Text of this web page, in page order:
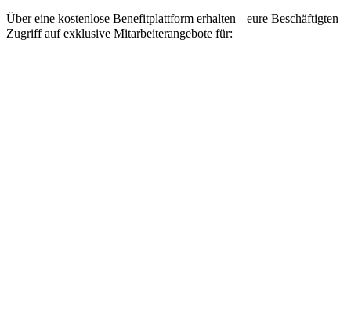
Über eine kostenlose Benefitplattform erhalten eure Beschäftigten
Zugriff auf exklusive Mitarbeiterangebote für: